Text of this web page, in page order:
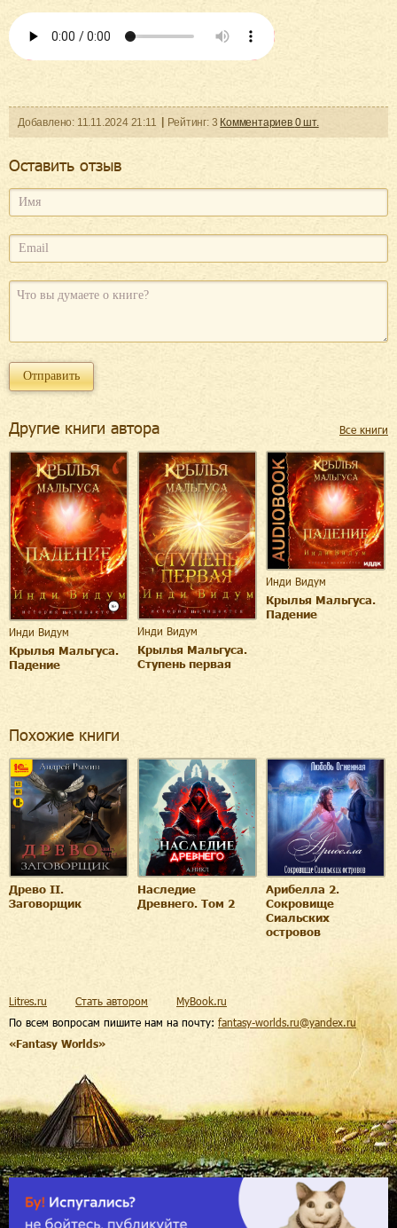
Добавленo: 11.11.2024 21:11 Рейтинг: 3 Комментариев 0шт.
Оcтавить отзыв
Другие книги автора Все книги
Инди Видум
Крылья Мальгуса.
Падение
Инди Видум
Крылья Мальгуса.
Ступень первая
Инди Видум
Крылья Мальгуса.
Падение
Похожие книги
Древо II.
Заговорщик
Наследие
Древнего. Том 2
Арибелла 2.
Сокровище
Сиальских
островов
По всем вопросам пишите нам на почту: fantasy-worlds.ru@yandex.ru
«Fantasy Worlds»
Litres.ru Стать автором MyBook.ru